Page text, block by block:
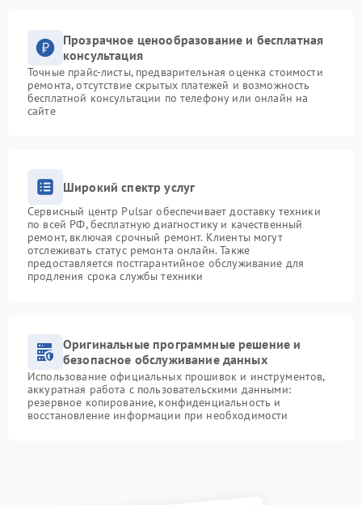
Прозрачное ценообразование и бесплатная
консультация
Точные прайс-листы, предварительная оценка стоимости
ремонта, отсутствие скрытых платежей и возможность
бесплатной консультации по телефону или онлайн на
сайте
Широкий спектр услуг
Сервисный центр Pulsar обеспечивает доставку техники
по всей РФ, бесплатную диагностику и качественный
ремонт, включая срочный ремонт. Клиенты могут
отслеживать статус ремонта онлайн. Также
предоставляется постгарантийное обслуживание для
продления срока службы техники
Оригинальные программные решение и
безопасное обслуживание данных
Использование официальных прошивок и инструментов,
аккуратная работа с пользовательскими данными:
резервное копирование, конфиденциальность и
восстановление информации при необходимости